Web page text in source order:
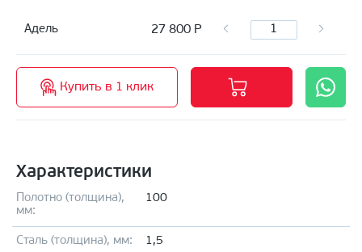
Адель 27 800 Р
Купить в 1 клик
Характеристики
Полотно (толщина),
мм:
100
Сталь (толщина), мм: 1,5